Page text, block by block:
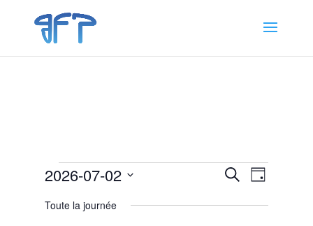
Évènements
2
Recherche
navigation
Recherche
de
vues
Jour
2026-07-02
une
Toute la journée